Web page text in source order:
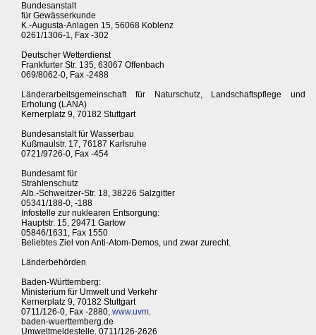
Bundesanstalt
für Gewässerkunde
K.-Augusta-Anlagen 15, 56068 Koblenz
0261/1306-1, Fax -302
Deutscher Wetterdienst
Frankfurter Str. 135, 63067 Offenbach
069/8062-0, Fax -2488
Länderarbeitsgemeinschaft für Naturschutz, Landschaftspflege und
Erholung (LANA)
Kernerplatz 9, 70182 Stuttgart
Bundesanstalt für Wasserbau
Kußmaulstr. 17, 76187 Karlsruhe
0721/9726-0, Fax -454
Bundesamt für
Strahlenschutz
Alb.-Schweitzer-Str. 18, 38226 Salzgitter
05341/188-0, -188
Infostelle zur nuklearen Entsorgung:
Hauptstr. 15, 29471 Gartow
05846/1631, Fax 1550
Beliebtes Ziel von Anti-Atom-Demos, und zwar zurecht.
Länderbehörden
Baden-Württemberg:
Ministerium für Umwelt und Verkehr
Kernerplatz 9, 70182 Stuttgart
0711/126-0, Fax -2880, www.uvm.
baden-wuerttemberg.de
Umweltmeldestelle, 0711/126-2626